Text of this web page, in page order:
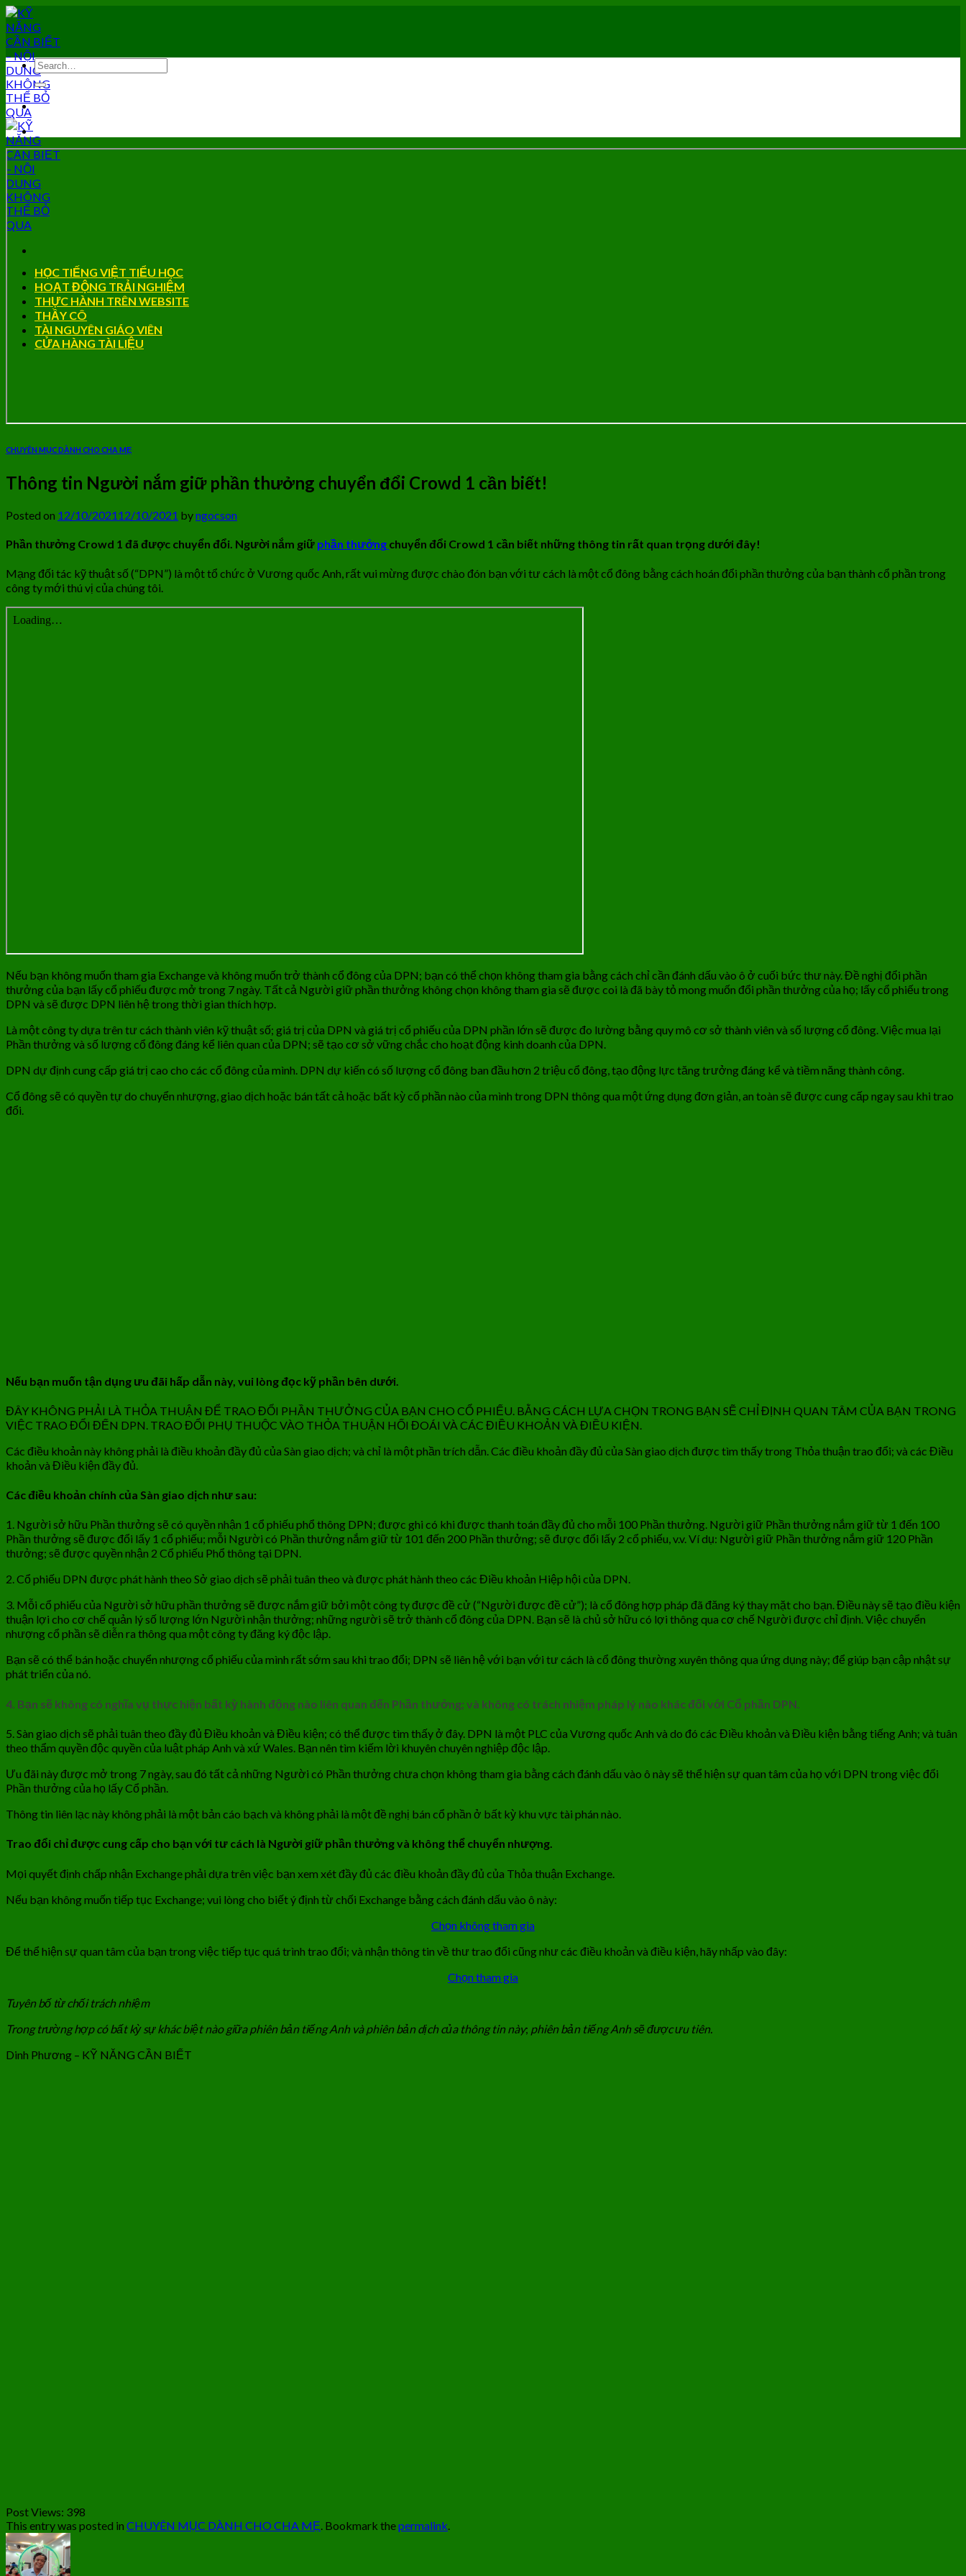
Skip
to
content
HỌC TIẾNG VIỆT TIỂU HỌC
HOẠT ĐỘNG TRẢI NGHIỆM
THỰC HÀNH TRÊN WEBSITE
THẦY CÔ
TÀI NGUYÊN GIÁO VIÊN
CỬA HÀNG TÀI LIỆU
CHUYÊN MỤC DÀNH CHO CHA MẸ
Thông tin Người nắm giữ phần thưởng chuyển đổi Crowd 1 cần biết!
Posted on 12/10/202112/10/2021 byngocson
Phần thưởng Crowd 1 đã được chuyển đổi. Người nắm giữ phần thưởng chuyển đổi Crowd 1 cần biết những thông tin rất quan trọng dưới đây!
Mạng đối tác kỹ thuật số (“DPN”) là một tổ chức ở Vương quốc Anh, rất vui mừng được chào đón bạn với tư cách là một cổ đông bằng cách hoán đổi phần thưởng của bạn thành cổ phần trong
công ty mới thú vị của chúng tôi.
Nếu bạn không muốn tham gia Exchange và không muốn trở thành cổ đông của DPN; bạn có thể chọn không tham gia bằng cách chỉ cần đánh dấu vào ô ở cuối bức thư này. Đề nghị đổi phần
thưởng của bạn lấy cổ phiếu được mở trong 7 ngày. Tất cả Người giữ phần thưởng không chọn không tham gia sẽ được coi là đã bày tỏ mong muốn đổi phần thưởng của họ; lấy cổ phiếu trong
DPN và sẽ được DPN liên hệ trong thời gian thích hợp.
Là một công ty dựa trên tư cách thành viên kỹ thuật số; giá trị của DPN và giá trị cổ phiếu của DPN phần lớn sẽ được đo lường bằng quy mô cơ sở thành viên và số lượng cổ đông. Việc mua lại
Phần thưởng và số lượng cổ đông đáng kể liên quan của DPN; sẽ tạo cơ sở vững chắc cho hoạt động kinh doanh của DPN.
DPN dự định cung cấp giá trị cao cho các cổ đông của mình. DPN dự kiến ​​có số lượng cổ đông ban đầu hơn 2 triệu cổ đông, tạo động lực tăng trưởng đáng kể và tiềm năng thành công.
Cổ đông sẽ có quyền tự do chuyển nhượng, giao dịch hoặc bán tất cả hoặc bất kỳ cổ phần nào của mình trong DPN thông qua một ứng dụng đơn giản, an toàn sẽ được cung cấp ngay sau khi trao
đổi.
Nếu bạn muốn tận dụng ưu đãi hấp dẫn này, vui lòng đọc kỹ phần bên dưới.
ĐÂY KHÔNG PHẢI LÀ THỎA THUẬN ĐỂ TRAO ĐỔI PHẦN THƯỞNG CỦA BẠN CHO CỔ PHIẾU. BẰNG CÁCH LỰA CHỌN TRONG BẠN SẼ CHỈ ĐỊNH QUAN TÂM CỦA BẠN TRONG
VIỆC TRAO ĐỔI ĐẾN DPN. TRAO ĐỔI PHỤ THUỘC VÀO THỎA THUẬN HỐI ĐOÁI VÀ CÁC ĐIỀU KHOẢN VÀ ĐIỀU KIỆN.
Các điều khoản này không phải là điều khoản đầy đủ của Sàn giao dịch; và chỉ là một phần trích dẫn. Các điều khoản đầy đủ của Sàn giao dịch được tìm thấy trong Thỏa thuận trao đổi; và các Điều
khoản và Điều kiện đầy đủ.
Các điều khoản chính của Sàn giao dịch như sau:
1. Người sở hữu Phần thưởng sẽ có quyền nhận 1 cổ phiếu phổ thông DPN; được ghi có khi được thanh toán đầy đủ cho mỗi 100 Phần thưởng. Người giữ Phần thưởng nắm giữ từ 1 đến 100
Phần thưởng sẽ được đổi lấy 1 cổ phiếu; mỗi Người có Phần thưởng nắm giữ từ 101 đến 200 Phần thưởng; sẽ được đổi lấy 2 cổ phiếu, v.v. Ví dụ: Người giữ Phần thưởng nắm giữ 120 Phần
thưởng; sẽ được quyền nhận 2 Cổ phiếu Phổ thông tại DPN.
2. Cổ phiếu DPN được phát hành theo Sở giao dịch sẽ phải tuân theo và được phát hành theo các Điều khoản Hiệp hội của DPN.
3. Mỗi cổ phiếu của Người sở hữu phần thưởng sẽ được nắm giữ bởi một công ty được đề cử (“Người được đề cử”); là cổ đông hợp pháp đã đăng ký thay mặt cho bạn. Điều này sẽ tạo điều kiện
thuận lợi cho cơ chế quản lý số lượng lớn Người nhận thưởng; những người sẽ trở thành cổ đông của DPN. Bạn sẽ là chủ sở hữu có lợi thông qua cơ chế Người được chỉ định. Việc chuyển
nhượng cổ phần sẽ diễn ra thông qua một công ty đăng ký độc lập.
Bạn sẽ có thể bán hoặc chuyển nhượng cổ phiếu của mình rất sớm sau khi trao đổi; DPN sẽ liên hệ với bạn với tư cách là cổ đông thường xuyên thông qua ứng dụng này; để giúp bạn cập nhật sự
phát triển của nó.
4. Bạn sẽ không có nghĩa vụ thực hiện bất kỳ hành động nào liên quan đến Phần thưởng; và không có trách nhiệm pháp lý nào khác đối với Cổ phần DPN.
5. Sàn giao dịch sẽ phải tuân theo đầy đủ Điều khoản và Điều kiện; có thể được tìm thấy ở đây. DPN là một PLC của Vương quốc Anh và do đó các Điều khoản và Điều kiện bằng tiếng Anh; và tuân
theo thẩm quyền độc quyền của luật pháp Anh và xứ Wales. Bạn nên tìm kiếm lời khuyên chuyên nghiệp độc lập.
Ưu đãi này được mở trong 7 ngày, sau đó tất cả những Người có Phần thưởng chưa chọn không tham gia bằng cách đánh dấu vào ô này sẽ thể hiện sự quan tâm của họ với DPN trong việc đổi
Phần thưởng của họ lấy Cổ phần.
Thông tin liên lạc này không phải là một bản cáo bạch và không phải là một đề nghị bán cổ phần ở bất kỳ khu vực tài phán nào.
Trao đổi chỉ được cung cấp cho bạn với tư cách là Người giữ phần thưởng và không thể chuyển nhượng.
Mọi quyết định chấp nhận Exchange phải dựa trên việc bạn xem xét đầy đủ các điều khoản đầy đủ của Thỏa thuận Exchange.
Nếu bạn không muốn tiếp tục Exchange; vui lòng cho biết ý định từ chối Exchange bằng cách đánh dấu vào ô này:
Chọn không tham gia
Để thể hiện sự quan tâm của bạn trong việc tiếp tục quá trình trao đổi; và nhận thông tin về thư trao đổi cũng như các điều khoản và điều kiện, hãy nhấp vào đây:
Chọn tham gia
Tuyên bố từ chối trách nhiệm
Trong trường hợp có bất kỳ sự khác biệt nào giữa phiên bản tiếng Anh và phiên bản dịch của thông tin này; phiên bản tiếng Anh sẽ được ưu tiên.
Dinh Phương – KỸ NĂNG CẦN BIẾT
Post Views: 398
This entry was posted in CHUYÊN MỤC DÀNH CHO CHA MẸ . Bookmark thepermalink